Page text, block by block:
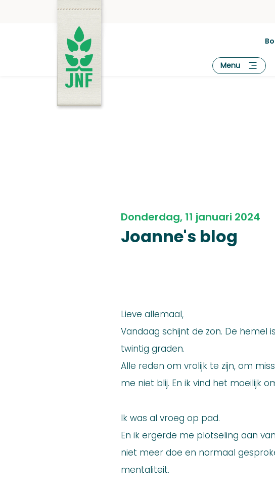
JNF
Menu
Donderdag, 11 januari 2024
Joanne's blog
Lieve allemaal,
Vandaag schijnt de zon. De hemel
twintig graden.
Alle reden om vrolijk te zijn, om
me niet blij. En ik vind het moeilijk
Ik was al vroeg op pad.
En ik ergerde me plotseling aan
niet meer doe en normaal
mentaliteit.